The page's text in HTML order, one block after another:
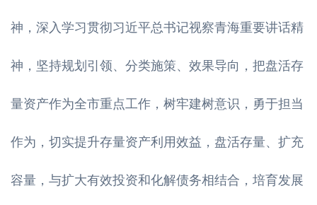
神，深入学习贯彻习近平总书记视察青海重要讲话精
神，坚持规划引领、分类施策、效果导向，把盘活存
量资产作为全市重点工作，树牢建树意识，勇于担当
作为，切实提升存量资产利用效益，盘活存量、扩充
容量，与扩大有效投资和化解债务相结合，培育发展